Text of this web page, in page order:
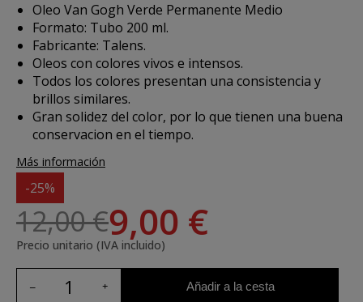
Oleo Van Gogh Verde Permanente Medio
Formato: Tubo 200 ml.
Fabricante: Talens.
Oleos con colores vivos e intensos.
Todos los colores presentan una consistencia y
brillos similares.
Gran solidez del color, por lo que tienen una buena
conservacion en el tiempo.
Más información
-25%
12,00 €9,00 €
Precio unitario (IVA incluido)
Añadir a la cesta